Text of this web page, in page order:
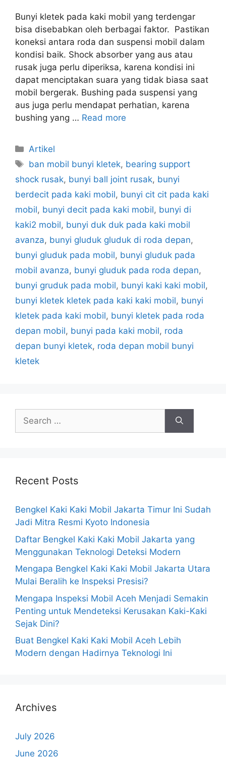
Bunyi kletek pada kaki mobil yang terdengar
bisa disebabkan oleh berbagai faktor. Pastikan
koneksi antara roda dan suspensi mobil dalam
kondisi baik. Shock absorber yang aus atau
rusak juga perlu diperiksa, karena kondisi ini
dapat menciptakan suara yang tidak biasa saat
mobil bergerak. Bushing pada suspensi yang
aus juga perlu mendapat perhatian, karena
bushing yang … Read more
Artikel
ban mobil bunyi kletek, bearing support
shock rusak, bunyi ball joint rusak, bunyi
berdecit pada kaki mobil, bunyi cit cit pada kaki
mobil, bunyi decit pada kaki mobil, bunyi di
kaki2 mobil, bunyi duk duk pada kaki mobil
avanza, bunyi gluduk gluduk di roda depan,
bunyi gluduk pada mobil, bunyi gluduk pada
mobil avanza, bunyi gluduk pada roda depan,
bunyi gruduk pada mobil, bunyi kaki kaki mobil,
bunyi kletek kletek pada kaki kaki mobil, bunyi
kletek pada kaki mobil, bunyi kletek pada roda
depan mobil, bunyi pada kaki mobil, roda
depan bunyi kletek, roda depan mobil bunyi
kletek
Recent Posts
Bengkel Kaki Kaki Mobil Jakarta Timur Ini Sudah
Jadi Mitra Resmi Kyoto Indonesia
Daftar Bengkel Kaki Kaki Mobil Jakarta yang
Menggunakan Teknologi Deteksi Modern
Mengapa Bengkel Kaki Kaki Mobil Jakarta Utara
Mulai Beralih ke Inspeksi Presisi?
Mengapa Inspeksi Mobil Aceh Menjadi Semakin
Penting untuk Mendeteksi Kerusakan Kaki-Kaki
Sejak Dini?
Buat Bengkel Kaki Kaki Mobil Aceh Lebih
Modern dengan Hadirnya Teknologi Ini
Archives
July 2026
June 2026